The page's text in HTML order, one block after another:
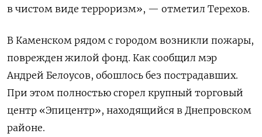
в чистом виде терроризм», — отметил Терехов.
В Каменском рядом с городом возникли пожары,
поврежден жилой фонд. Как сообщил мэр
Андрей Белоусов, обошлось без пострадавших.
При этом полностью сгорел крупный торговый
центр «Эпицентр», находящийся в Днепровском
районе.